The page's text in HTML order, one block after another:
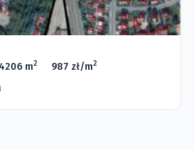
4206 m2 987 zł/m2